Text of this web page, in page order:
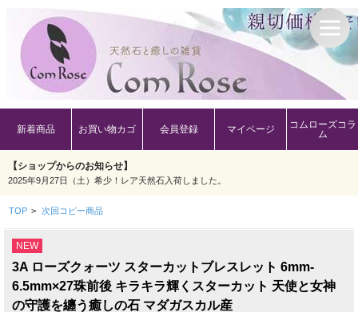
新着商品 お買い物カゴ 会員登録 マイページ
コムローズコラ
ム
【ショップからのお知らせ】
2025年9月27日（土）希少！レア天然石入荷しました。
TOP > 次回コピー商品
NEW
3A ローズクォーツ スターカットブレスレット 6mm-
6.5mm×27珠前後 キラキラ輝くスターカット 天使と女神
の守護を纏う癒しの石 マダガスカル産